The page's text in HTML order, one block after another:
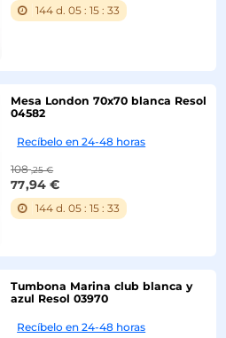
144 d. 05 :15 :32
Mesa London 70x70 blanca Resol
04582
Recíbelo en 24-48 horas
108 ,25 €
77,94 €
144 d. 05 :15 :32
Tumbona Marina club blanca y
azul Resol 03970
Recíbelo en 24-48 horas